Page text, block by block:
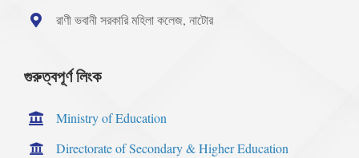
রাণী ভবানী সরকারি মহিলা কলেজ, নাটোর
গুরুত্বপূর্ণ লিংক
Ministry of Education
Directorate of Secondary & Higher Education